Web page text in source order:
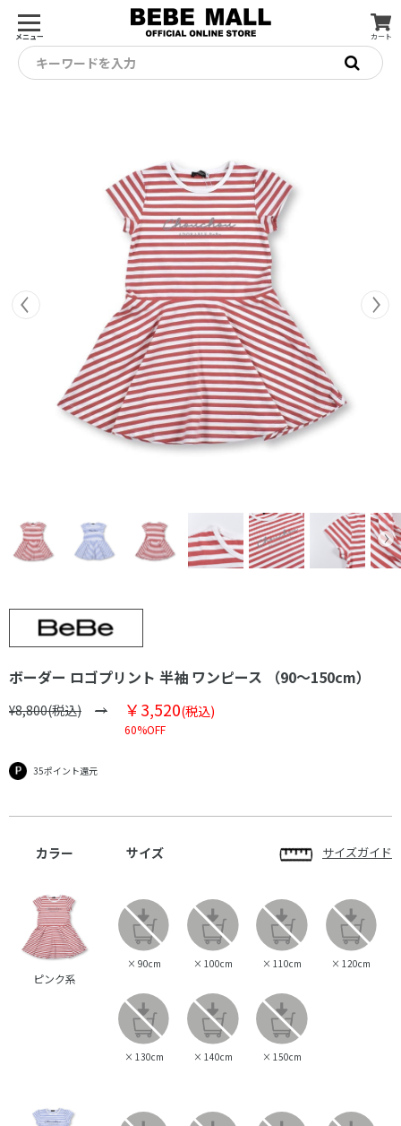
メニュー カート
キーワードを入力
ボーダー ロゴプリント 半袖 ワンピース （90～150cm）
¥8,800(税込) ￥3,520(税込)
60%OFF
35ポイント還元
カラー サイズ サイズガイド
ピンク系
× 90cm × 100cm × 110cm × 120cm
× 130cm × 140cm × 150cm